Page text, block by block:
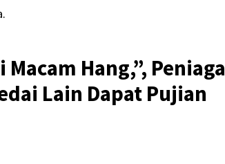
Hang,”, Peniaga
Lain Dapat Pujian